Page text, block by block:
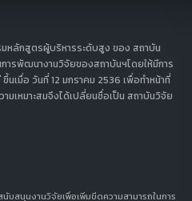
หลักสูตรผู้บริหารระดับสูง ของ สถาบัน
ารพัฒนางานวิจัยของสถาบันฯโดยให้มีการ
เมื่อ วันที่ 12 มกราคม 2536 เพื่อทำหน้าที่
มเหมาะสมจึงได้เปลี่ยนชื่อเป็น สถาบันวิจัย
สนุนงานวิจัยเพื่อเพิ่มขีดความสามารถในการ